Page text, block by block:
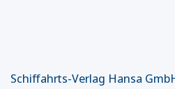
Schiffahrts-Verlag Hansa